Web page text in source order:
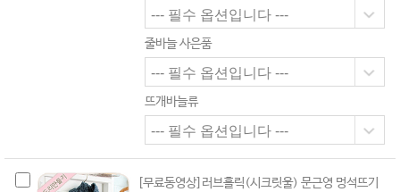
줄바늘 사은품
뜨개바늘류
[무료동영상]러브홀릭(시크릿울) 문근영 멍석뜨기